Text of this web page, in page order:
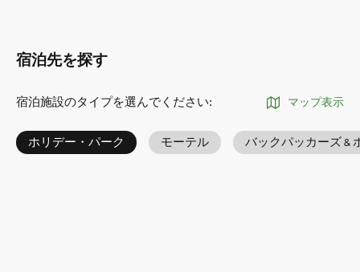
宿泊先を探す
宿泊施設のタイプを選んでください: マップ表示
ホリデー・パーク モーテル バックパッカーズ &